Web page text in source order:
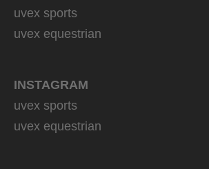
uvex sports
uvex equestrian
INSTAGRAM
uvex sports
uvex equestrian